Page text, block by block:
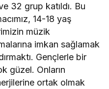
32 grup katıldı. Bu
14-18 yaş
müzik
imkan sağlamak
Gençlerle bir
güzel. Onların
ortak olmak